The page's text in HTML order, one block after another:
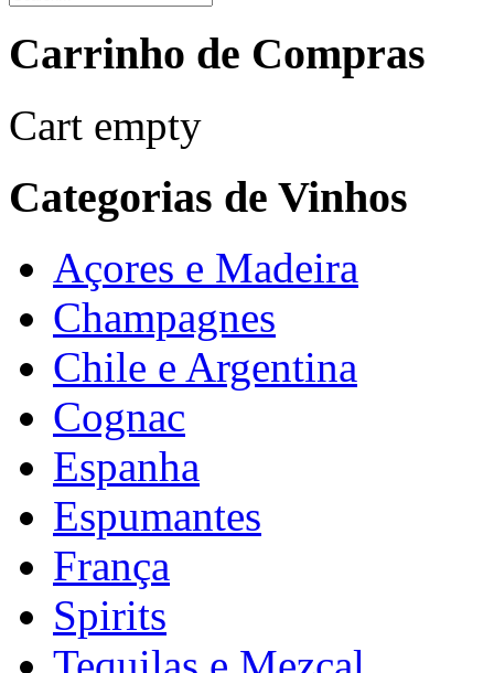
Carrinho de Compras
Cart empty
Categorias de Vinhos
Açores e Madeira
Champagnes
Chile e Argentina
Cognac
Espanha
Espumantes
França
Spirits